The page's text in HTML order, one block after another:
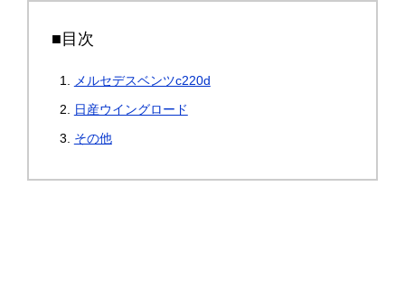
■目次
メルセデスベンツc220d
日産ウイングロード
その他